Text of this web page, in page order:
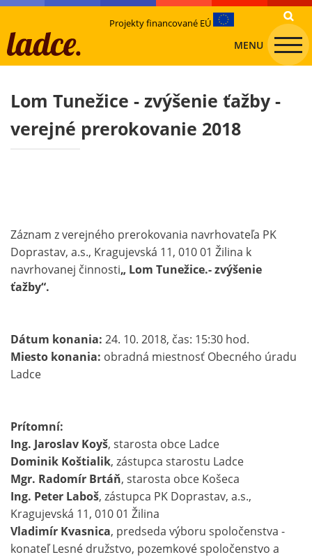
Projekty financované EÚ
MENU
Lom Tunežice - zvýšenie ťažby -
verejné prerokovanie 2018
Záznam z verejného prerokovania navrhovateľa PK
Doprastav, a.s., Kragujevská 11, 010 01 Žilina k
navrhovanej činnosti„ Lom Tunežice.- zvýšenie
ťažby“.
Dátum konania: 24. 10. 2018, čas: 15:30 hod.
Miesto konania: obradná miestnosť Obecného úradu
Ladce
Prítomní:
Ing. Jaroslav Koyš, starosta obce Ladce
Dominik Koštialik, zástupca starostu Ladce
Mgr. Radomír Brtáň, starosta obce Košeca
Ing. Peter Laboš, zástupca PK Doprastav, a.s.,
Kragujevská 11, 010 01 Žilina
Vladimír Kvasnica, predseda výboru spoločenstva -
konateľ Lesné družstvo, pozemkové spoločenstvo a